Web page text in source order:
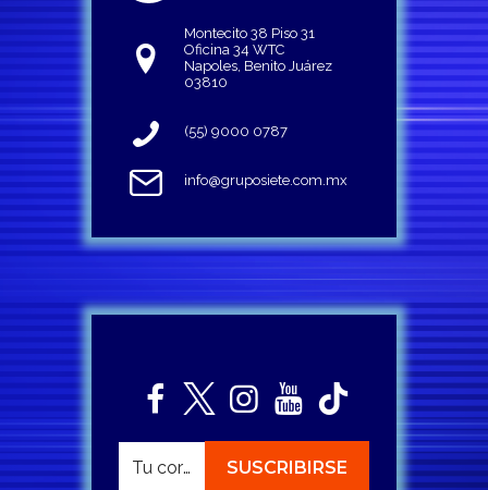
Montecito 38 Piso 31
Oficina 34 WTC
Napoles, Benito Juárez
03810
(55) 9000 0787
info@gruposiete.com.mx